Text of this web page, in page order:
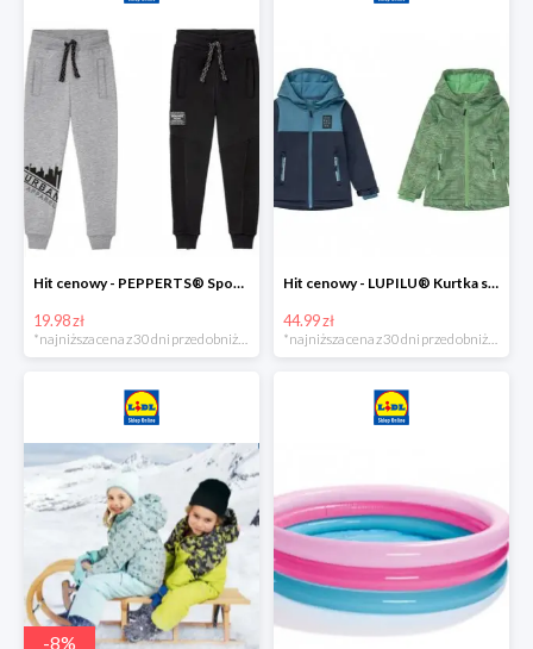
Hit cenowy - PEPPERTS® Spodnie dresowe chłopięce, 1 para
19.98 zł
Hit cenowy - LUPILU® Kurtka softshell chłopięca, 1 sztuka
44.99 zł
-8%